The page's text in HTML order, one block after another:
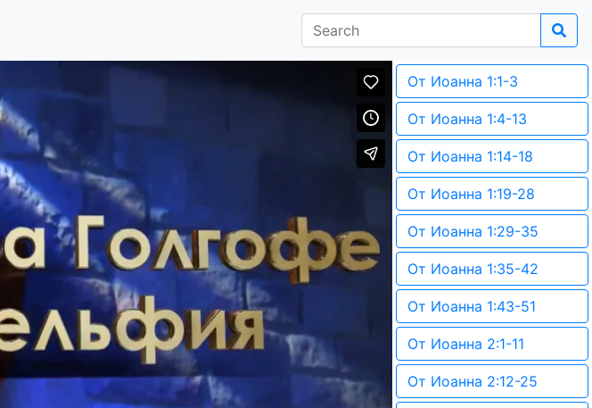
От Иоанна 1:1-3
От Иоанна 1:4-13
От Иоанна 1:14-18
От Иоанна 1:19-28
От Иоанна 1:29-35
От Иоанна 1:35-42
От Иоанна 1:43-51
От Иоанна 2:1-11
От Иоанна 2:12-25